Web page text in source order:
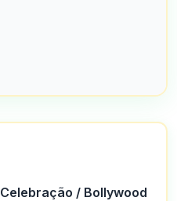
Celebração / Bollywood